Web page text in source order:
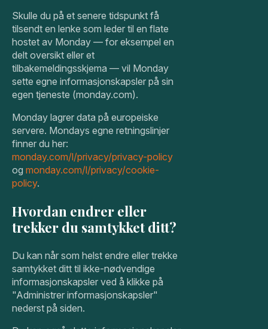
Skulle du på et senere tidspunkt få
tilsendt en lenke som leder til en flate
hostet av Monday — for eksempel en
delt oversikt eller et
tilbakemeldingsskjema — vil Monday
sette egne informasjonskapsler på sin
egen tjeneste (monday.com).
Monday lagrer data på europeiske
servere. Mondays egne retningslinjer
finner du her:
monday.com/l/privacy/privacy-policy
og monday.com/l/privacy/cookie-
policy.
Hvordan endrer eller
trekker du samtykket ditt?
Du kan når som helst endre eller trekke
samtykket ditt til ikke-nødvendige
informasjonskapsler ved å klikke på
"Administrer informasjonskapsler"
nederst på siden.